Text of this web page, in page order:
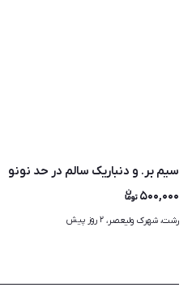
سیم بر. و دنباریک سالم در حد نونو
۵۰۰,۰۰۰
رشت، شهرک ولیعصر، ۲ روز پیش